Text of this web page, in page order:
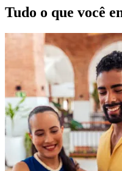
Tudo o que você